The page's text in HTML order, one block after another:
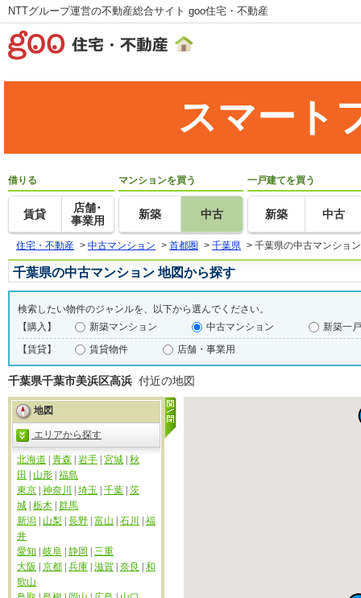
NTTグループ運営の不動産総合サイト goo住宅・不動産
スマート
借りる
賃貸
店舗･
事業用
マンションを買う
新築 中古
一戸建てを買う
新築 中古
住宅・不動産 > 中古マンション > 首都圏 > 千葉県 > 千葉県の中古マンショ
千葉県の中古マンション 地図から探す
検索したい物件のジャンルを、以下から選んでください。
【購入】
新築マンション 中古マンション
新築一
【賃貸】
賃貸物件 店舗・事業用
千葉県千葉市美浜区高浜 付近の地図
地図
エリアから探す
北海道 青森 岩手 宮城 秋
田
山形 福島
東京 神奈川 埼玉 千葉 茨
城 栃木 群馬
新潟
山梨 長野 富山 石川
福
井
愛知
岐阜 静岡
三重
大阪
京都 兵庫 滋賀 奈良
和
歌山